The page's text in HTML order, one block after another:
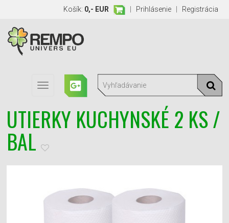
Košík: 0,- EUR | Prihlásenie| Registrácia
Toggle
navigation
UTIERKY KUCHYNSKÉ 2 KS /
BAL